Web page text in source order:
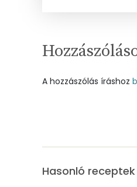
Réz
Mangán
Összesen
Cukor
A hozzászólás íráshoz
Hasonló receptek